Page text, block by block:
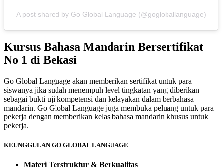
A post shared by Go Global Language (@gogloballanguage)
Kursus Bahasa Mandarin Bersertifikat
No 1 di Bekasi
Go Global Language akan memberikan sertifikat untuk para
siswanya jika sudah menempuh level tingkatan yang diberikan
sebagai bukti uji kompetensi dan kelayakan dalam berbahasa
mandarin. Go Global Language juga membuka peluang untuk para
pekerja dengan memberikan kelas bahasa mandarin khusus untuk
pekerja.
KEUNGGULAN GO GLOBAL LANGUAGE
Materi Terstruktur & Berkualitas